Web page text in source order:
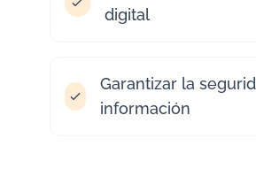
digital
Garantizar la
información